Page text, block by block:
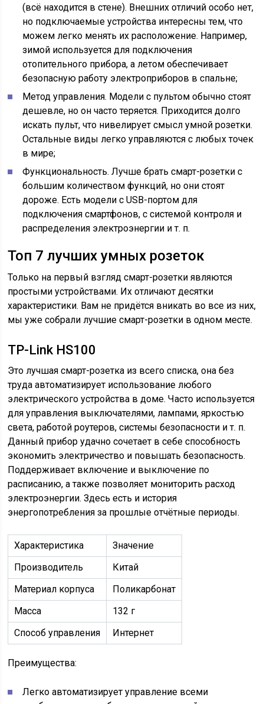
(всё находится в стене). Внешних отличий особо нет,
но подключаемые устройства интересны тем, что
можем легко менять их расположение. Например,
зимой используется для подключения
отопительного прибора, а летом обеспечивает
безопасную работу электроприборов в спальне;
Метод управления. Модели с пультом обычно стоят
дешевле, но он часто теряется. Приходится долго
искать пульт, что нивелирует смысл умной розетки.
Остальные виды легко управляются с любых точек
в мире;
Функциональность. Лучше брать смарт-розетки с
большим количеством функций, но они стоят
дороже. Есть модели с USB-портом для
подключения смартфонов, с системой контроля и
распределения электроэнергии и т. п.
Топ 7 лучших умных розеток
Только на первый взгляд смарт-розетки являются
простыми устройствами. Их отличают десятки
характеристики. Вам не придётся вникать во все из них,
мы уже собрали лучшие смарт-розетки в одном месте.
TP-Link HS100
Это лучшая смарт-розетка из всего списка, она без
труда автоматизирует использование любого
электрического устройства в доме. Часто используется
для управления выключателями, лампами, яркостью
света, работой роутеров, системы безопасности и т. п.
Данный прибор удачно сочетает в себе способность
экономить электричество и повышать безопасность.
Поддерживает включение и выключение по
расписанию, а также позволяет мониторить расход
электроэнергии. Здесь есть и история
энергопотребления за прошлые отчётные периоды.
Характеристика
Значение
Производитель
Китай
Материал корпуса
Поликарбонат
Масса
132 г
Способ управления
Интернет
Преимущества:
Легко автоматизирует управление всеми